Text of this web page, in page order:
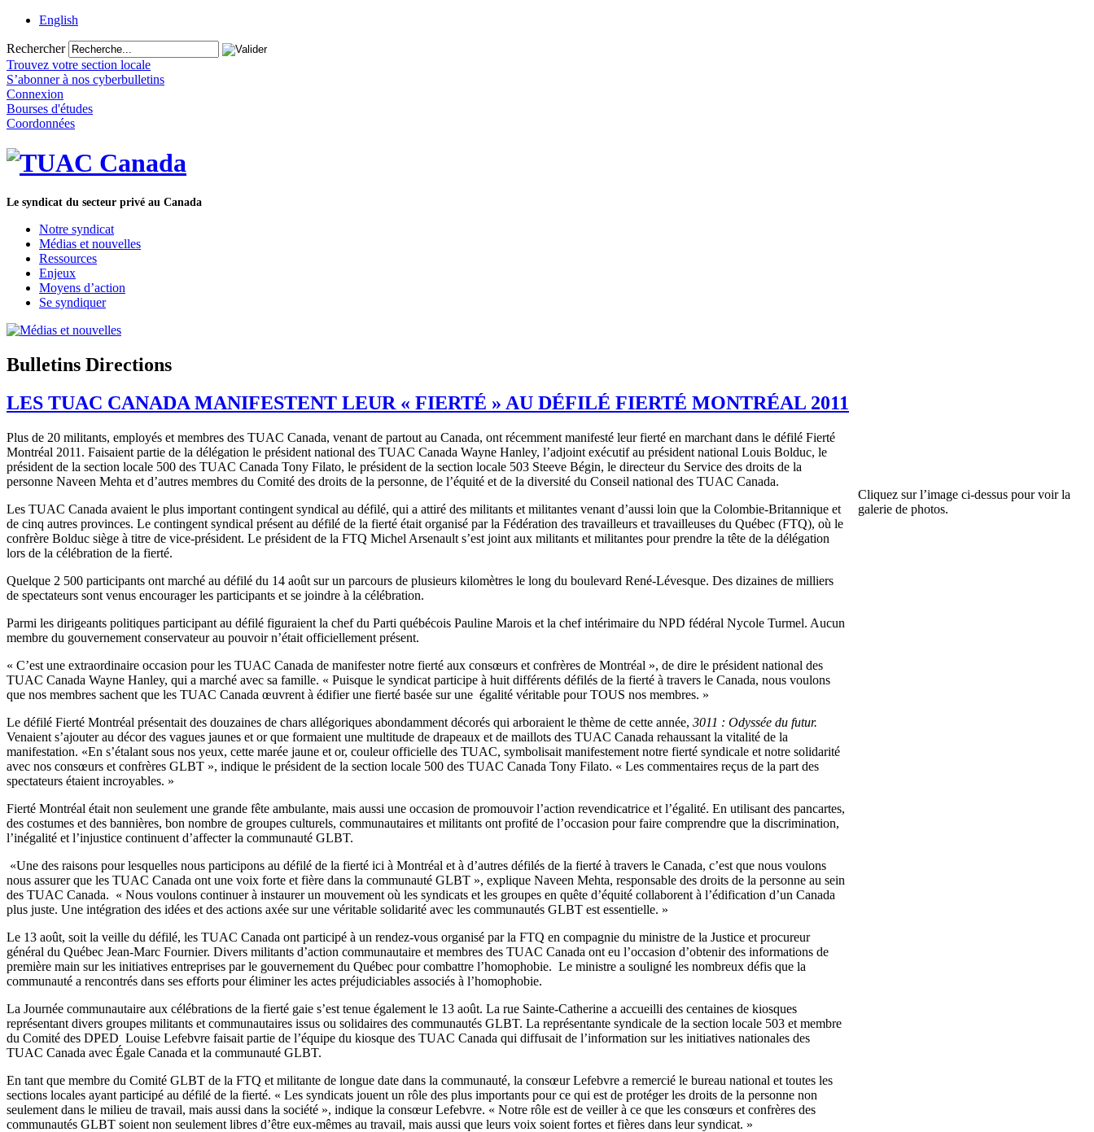
English
Rechercher
Trouvez votre section locale
S’abonner à nos cyberbulletins
Connexion
Bourses d'études
Coordonnées
Le syndicat du secteur privé au Canada
Notre syndicat
Médias et nouvelles
Ressources
Enjeux
Moyens d’action
Se syndiquer
Bulletins Directions
LES TUAC CANADA MANIFESTENT LEUR « FIERTÉ » AU DÉFILÉ FIERTÉ MONTRÉAL 2011
Cliquez sur l’image ci-dessus pour voir la
galerie de photos.
Plus de 20 militants, employés et membres des TUAC Canada, venant de partout au Canada, ont récemment manifesté leur fierté en marchant dans le défilé Fierté
Montréal 2011. Faisaient partie de la délégation le président national des TUAC Canada Wayne Hanley, l’adjoint exécutif au président national Louis Bolduc, le
président de la section locale 500 des TUAC Canada Tony Filato, le président de la section locale 503 Steeve Bégin, le directeur du Service des droits de la
personne Naveen Mehta et d’autres membres du Comité des droits de la personne, de l’équité et de la diversité du Conseil national des TUAC Canada.
Les TUAC Canada avaient le plus important contingent syndical au défilé, qui a attiré des militants et militantes venant d’aussi loin que la Colombie-Britannique et
de cinq autres provinces. Le contingent syndical présent au défilé de la fierté était organisé par la Fédération des travailleurs et travailleuses du Québec (FTQ), où le
confrère Bolduc siège à titre de vice-président. Le président de la FTQ Michel Arsenault s’est joint aux militants et militantes pour prendre la tête de la délégation
lors de la célébration de la fierté.
Quelque 2 500 participants ont marché au défilé du 14 août sur un parcours de plusieurs kilomètres le long du boulevard René-Lévesque. Des dizaines de milliers
de spectateurs sont venus encourager les participants et se joindre à la célébration.
Parmi les dirigeants politiques participant au défilé figuraient la chef du Parti québécois Pauline Marois et la chef intérimaire du NPD fédéral Nycole Turmel. Aucun
membre du gouvernement conservateur au pouvoir n’était officiellement présent.
« C’est une extraordinaire occasion pour les TUAC Canada de manifester notre fierté aux consœurs et confrères de Montréal », de dire le président national des
TUAC Canada Wayne Hanley, qui a marché avec sa famille. « Puisque le syndicat participe à huit différents défilés de la fierté à travers le Canada, nous voulons
que nos membres sachent que les TUAC Canada œuvrent à édifier une fierté basée sur une égalité véritable pour TOUS nos membres. »
Le défilé Fierté Montréal présentait des douzaines de chars allégoriques abondamment décorés qui arboraient le thème de cette année, 3011 : Odyssée du futur.
Venaient s’ajouter au décor des vagues jaunes et or que formaient une multitude de drapeaux et de maillots des TUAC Canada rehaussant la vitalité de la
manifestation. «En s’étalant sous nos yeux, cette marée jaune et or, couleur officielle des TUAC, symbolisait manifestement notre fierté syndicale et notre solidarité
avec nos consœurs et confrères GLBT », indique le président de la section locale 500 des TUAC Canada Tony Filato. « Les commentaires reçus de la part des
spectateurs étaient incroyables. »
Fierté Montréal était non seulement une grande fête ambulante, mais aussi une occasion de promouvoir l’action revendicatrice et l’égalité. En utilisant des pancartes,
des costumes et des bannières, bon nombre de groupes culturels, communautaires et militants ont profité de l’occasion pour faire comprendre que la discrimination,
l’inégalité et l’injustice continuent d’affecter la communauté GLBT.
«Une des raisons pour lesquelles nous participons au défilé de la fierté ici à Montréal et à d’autres défilés de la fierté à travers le Canada, c’est que nous voulons
nous assurer que les TUAC Canada ont une voix forte et fière dans la communauté GLBT », explique Naveen Mehta, responsable des droits de la personne au sein
des TUAC Canada. « Nous voulons continuer à instaurer un mouvement où les syndicats et les groupes en quête d’équité collaborent à l’édification d’un Canada
plus juste. Une intégration des idées et des actions axée sur une véritable solidarité avec les communautés GLBT est essentielle. »
Le 13 août, soit la veille du défilé, les TUAC Canada ont participé à un rendez-vous organisé par la FTQ en compagnie du ministre de la Justice et procureur
général du Québec Jean-Marc Fournier. Divers militants d’action communautaire et membres des TUAC Canada ont eu l’occasion d’obtenir des informations de
première main sur les initiatives entreprises par le gouvernement du Québec pour combattre l’homophobie. Le ministre a souligné les nombreux défis que la
communauté a rencontrés dans ses efforts pour éliminer les actes préjudiciables associés à l’homophobie.
La Journée communautaire aux célébrations de la fierté gaie s’est tenue également le 13 août. La rue Sainte-Catherine a accueilli des centaines de kiosques
représentant divers groupes militants et communautaires issus ou solidaires des communautés GLBT. La représentante syndicale de la section locale 503 et membre
du Comité des DPED Louise Lefebvre faisait partie de l’équipe du kiosque des TUAC Canada qui diffusait de l’information sur les initiatives nationales des
TUAC Canada avec Égale Canada et la communauté GLBT.
En tant que membre du Comité GLBT de la FTQ et militante de longue date dans la communauté, la consœur Lefebvre a remercié le bureau national et toutes les
sections locales ayant participé au défilé de la fierté. « Les syndicats jouent un rôle des plus importants pour ce qui est de protéger les droits de la personne non
seulement dans le milieu de travail, mais aussi dans la société », indique la consœur Lefebvre. « Notre rôle est de veiller à ce que les consœurs et confrères des
communautés GLBT soient non seulement libres d’être eux-mêmes au travail, mais aussi que leurs voix soient fortes et fières dans leur syndicat. »